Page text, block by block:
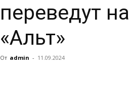
переведут
«Альт»
От admin - 11.09.2024